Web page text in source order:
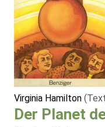
Virginia Hamilton
Der Planet